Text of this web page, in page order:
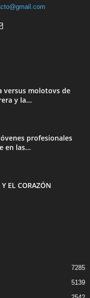
versus molotovs de
y la...
profesionales
en las...
EL CORAZÓN
7285
5139